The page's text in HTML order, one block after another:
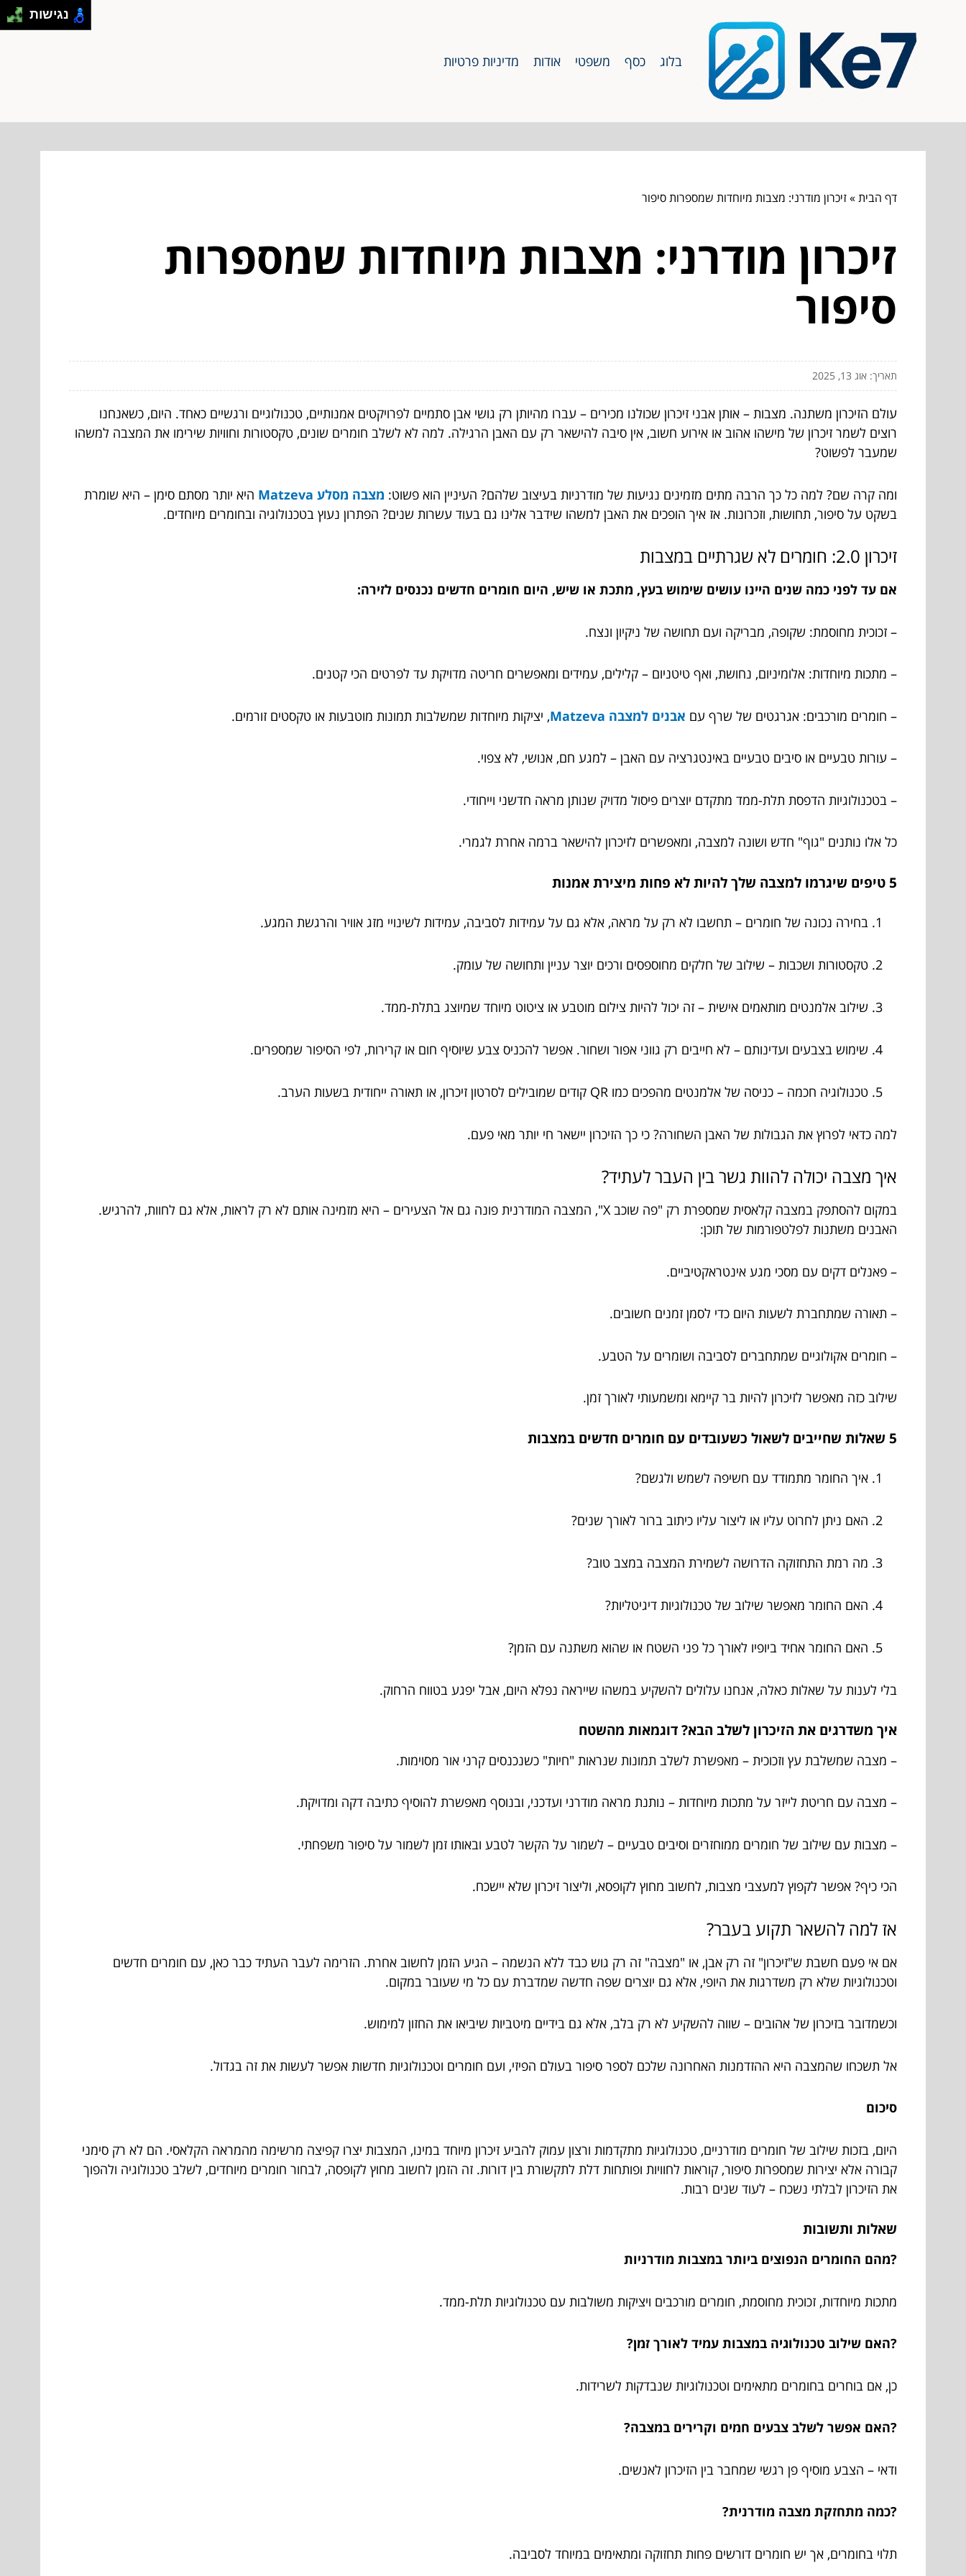
בלוג כסף משפטי אודות מדיניות פרטיות
דף הבית»זיכרון מודרני: מצבות מיוחדות שמספרות סיפור
זיכרון מודרני: מצבות מיוחדות שמספרות
סיפור
תאריך: אוג 13, 2025
עולם הזיכרון משתנה. מצבות – אותן אבני זיכרון שכולנו מכירים – עברו מהיותן רק גושי אבן סתמיים לפרויקטים אמנותיים, טכנולוגיים ורגשיים כאחד. היום, כשאנחנו
רוצים לשמר זיכרון של מישהו אהוב או אירוע חשוב, אין סיבה להישאר רק עם האבן הרגילה. למה לא לשלב חומרים שונים, טקסטורות וחוויות שירימו את המצבה למשהו
שמעבר לפשוט?
ומה קרה שם? למה כל כך הרבה מתים מזמינים נגיעות של מודרניות בעיצוב שלהם? העיניין הוא פשוט: מצבה מסלע Matzeva
היא יותר מסתם סימן – היא שומרת
בשקט על סיפור, תחושות, וזכרונות. אז איך הופכים את האבן למשהו שידבר אלינו גם בעוד עשרות שנים? הפתרון נעוץ בטכנולוגיה ובחומרים מיוחדים.
זיכרון 2.0: חומרים לא שגרתיים במצבות
אם עד לפני כמה שנים היינו עושים שימוש בעץ, מתכת או שיש, היום חומרים חדשים נכנסים לזירה:
– זכוכית מחוסמת: שקופה, מבריקה ועם תחושה של ניקיון ונצח.
– מתכות מיוחדות: אלומיניום, נחושת, ואף טיטניום – קלילים, עמידים ומאפשרים חריטה מדויקת עד לפרטים הכי קטנים.
– חומרים מורכבים: אגרגטים של שרף עם אבנים למצבה Matzeva , יציקות מיוחדות שמשלבות תמונות מוטבעות או טקסטים זורמים.
– עורות טבעיים או סיבים טבעיים באינטגרציה עם האבן – למגע חם, אנושי, לא צפוי.
– בטכנולוגיות הדפסת תלת-ממד מתקדם יוצרים פיסול מדויק שנותן מראה חדשני וייחודי.
כל אלו נותנים "גוף" חדש ושונה למצבה, ומאפשרים לזיכרון להישאר ברמה אחרת לגמרי.
5 טיפים שיגרמו למצבה שלך להיות לא פחות מיצירת אמנות
בחירה נכונה של חומרים – תחשבו לא רק על מראה, אלא גם על עמידות לסביבה, עמידות לשינויי מזג אוויר והרגשת המגע.
טקסטורות ושכבות – שילוב של חלקים מחוספסים ורכים יוצר עניין ותחושה של עומק.
שילוב אלמנטים מותאמים אישית – זה יכול להיות צילום מוטבע או ציטוט מיוחד שמיוצג בתלת-ממד.
שימוש בצבעים ועדינותם – לא חייבים רק גווני אפור ושחור. אפשר להכניס צבע שיוסיף חום או קרירות, לפי הסיפור שמספרים.
טכנולוגיה חכמה – כניסה של אלמנטים מהפכים כמו QR קודים שמובילים לסרטון זיכרון, או תאורה ייחודית בשעות הערב.
למה כדאי לפרוץ את הגבולות של האבן השחורה? כי כך הזיכרון יישאר חי יותר מאי פעם.
איך מצבה יכולה להוות גשר בין העבר לעתיד?
במקום להסתפק במצבה קלאסית שמספרת רק "פה שוכב X", המצבה המודרנית פונה גם אל הצעירים – היא מזמינה אותם לא רק לראות, אלא גם לחוות, להרגיש.
האבנים משתנות לפלטפורמות של תוכן:
– פאנלים דקים עם מסכי מגע אינטראקטיביים.
– תאורה שמתחברת לשעות היום כדי לסמן זמנים חשובים.
– חומרים אקולוגיים שמתחברים לסביבה ושומרים על הטבע.
שילוב כזה מאפשר לזיכרון להיות בר קיימא ומשמעותי לאורך זמן.
5 שאלות שחייבים לשאול כשעובדים עם חומרים חדשים במצבות
איך החומר מתמודד עם חשיפה לשמש ולגשם?
האם ניתן לחרוט עליו או ליצור עליו כיתוב ברור לאורך שנים?
מה רמת התחזוקה הדרושה לשמירת המצבה במצב טוב?
האם החומר מאפשר שילוב של טכנולוגיות דיגיטליות?
האם החומר אחיד ביופיו לאורך כל פני השטח או שהוא משתנה עם הזמן?
בלי לענות על שאלות כאלה, אנחנו עלולים להשקיע במשהו שייראה נפלא היום, אבל יפגע בטווח הרחוק.
איך משדרגים את הזיכרון לשלב הבא? דוגמאות מהשטח
– מצבה שמשלבת עץ וזכוכית – מאפשרת לשלב תמונות שנראות "חיות" כשנכנסים קרני אור מסוימות.
– מצבה עם חריטת לייזר על מתכות מיוחדות – נותנת מראה מודרני ועדכני, ובנוסף מאפשרת להוסיף כתיבה דקה ומדויקת.
– מצבות עם שילוב של חומרים ממוחזרים וסיבים טבעיים – לשמור על הקשר לטבע ובאותו זמן לשמור על סיפור משפחתי.
הכי כיף? אפשר לקפוץ למעצבי מצבות, לחשוב מחוץ לקופסא, וליצור זיכרון שלא יישכח.
אז למה להשאר תקוע בעבר?
אם אי פעם חשבת ש"זיכרון" זה רק אבן, או "מצבה" זה רק גוש כבד ללא הנשמה – הגיע הזמן לחשוב אחרת. הזרימה לעבר העתיד כבר כאן, עם חומרים חדשים
וטכנולוגיות שלא רק משדרגות את היופי, אלא גם יוצרים שפה חדשה שמדברת עם כל מי שעובר במקום.
וכשמדובר בזיכרון של אהובים – שווה להשקיע לא רק בלב, אלא גם בידיים מיטביות שיביאו את החזון למימוש.
אל תשכחו שהמצבה היא ההזדמנות האחרונה שלכם לספר סיפור בעולם הפיזי, ועם חומרים וטכנולוגיות חדשות אפשר לעשות את זה בגדול.
סיכום
היום, בזכות שילוב של חומרים מודרניים, טכנולוגיות מתקדמות ורצון עמוק להביע זיכרון מיוחד במינו, המצבות יצרו קפיצה מרשימה מהמראה הקלאסי. הם לא רק סימני
קבורה אלא יצירות שמספרות סיפור, קוראות לחוויות ופותחות דלת לתקשורת בין דורות. זה הזמן לחשוב מחוץ לקופסה, לבחור חומרים מיוחדים, לשלב טכנולוגיה ולהפוך
את הזיכרון לבלתי נשכח – לעוד שנים רבות.
שאלות ותשובות
?מהם החומרים הנפוצים ביותר במצבות מודרניות
מתכות מיוחדות, זכוכית מחוסמת, חומרים מורכבים ויציקות משולבות עם טכנולוגיות תלת-ממד.
?האם שילוב טכנולוגיה במצבות עמיד לאורך זמן?
כן, אם בוחרים בחומרים מתאימים וטכנולוגיות שנבדקות לשרידות.
?האם אפשר לשלב צבעים חמים וקרירים במצבה?
ודאי – הצבע מוסיף פן רגשי שמחבר בין הזיכרון לאנשים.
?כמה מתחזקת מצבה מודרנית?
תלוי בחומרים, אך יש חומרים דורשים פחות תחזוקה ומתאימים במיוחד לסביבה.
נגישות